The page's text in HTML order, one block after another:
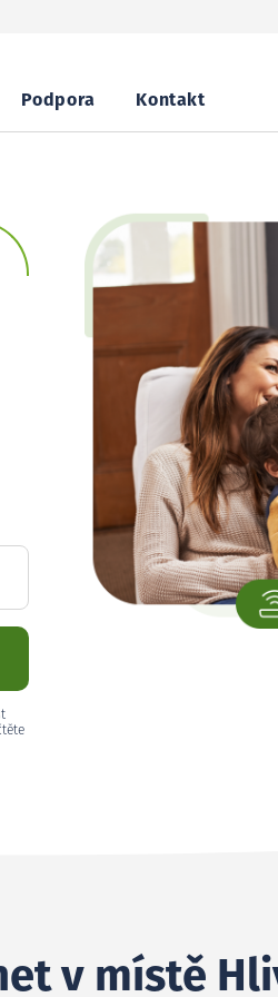
Podpora Kontakt
v místě